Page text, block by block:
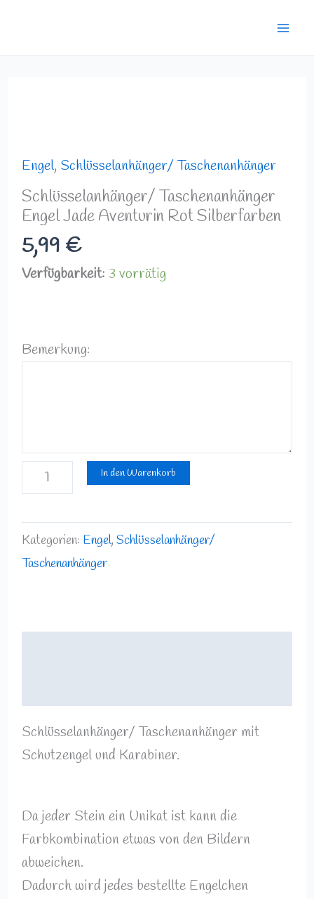
springen
Engel, Schlüsselanhänger/ Taschenanhänger
Schlüsselanhänger/ Taschenanhänger
Engel Jade Aventurin Rot Silberfarben
5,99 €
Verfügbarkeit: 3 vorrätig
Bemerkung:
Jade
Aventurin
Rot
Silberfarben
Menge
In den Warenkorb
Kategorien: Engel, Schlüsselanhänger/
Taschenanhänger
Schlüsselanhänger/ Taschenanhänger mit
Schutzengel und Karabiner.
Da jeder Stein ein Unikat ist kann die
Farbkombination etwas von den Bildern
abweichen.
Dadurch wird jedes bestellte Engelchen